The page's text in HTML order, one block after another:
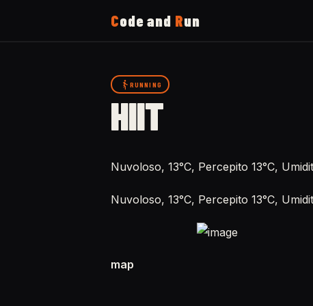
Code and Run
RUNNING
HIIT
Nuvoloso, 13°C, Percepito 13°C,
Nuvoloso, 13°C, Percepito 13°C,
map